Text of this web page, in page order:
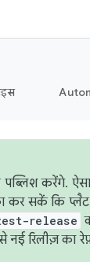
करेंगे.
सकें कि
release
रिलीज़ का